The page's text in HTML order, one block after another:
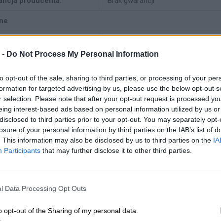
- Do Not Process My Personal Information
opt-out of the sale, sharing to third parties, or processing of your
for targeted advertising by us, please use the below opt-out
selection. Please note that after your opt-out request is processed
interest-based ads based on personal information utilized by us
to third parties prior to your opt-out. You may separately
of your personal information by third parties on the IAB’s list of
This information may also be disclosed by us to third parties on the
Participants that may further disclose it to other third parties.
Data Processing Opt Outs
opt-out of the Sharing of my personal data.
obudowy: 2,5"
SAS
obrotowa: 10000 obr/min